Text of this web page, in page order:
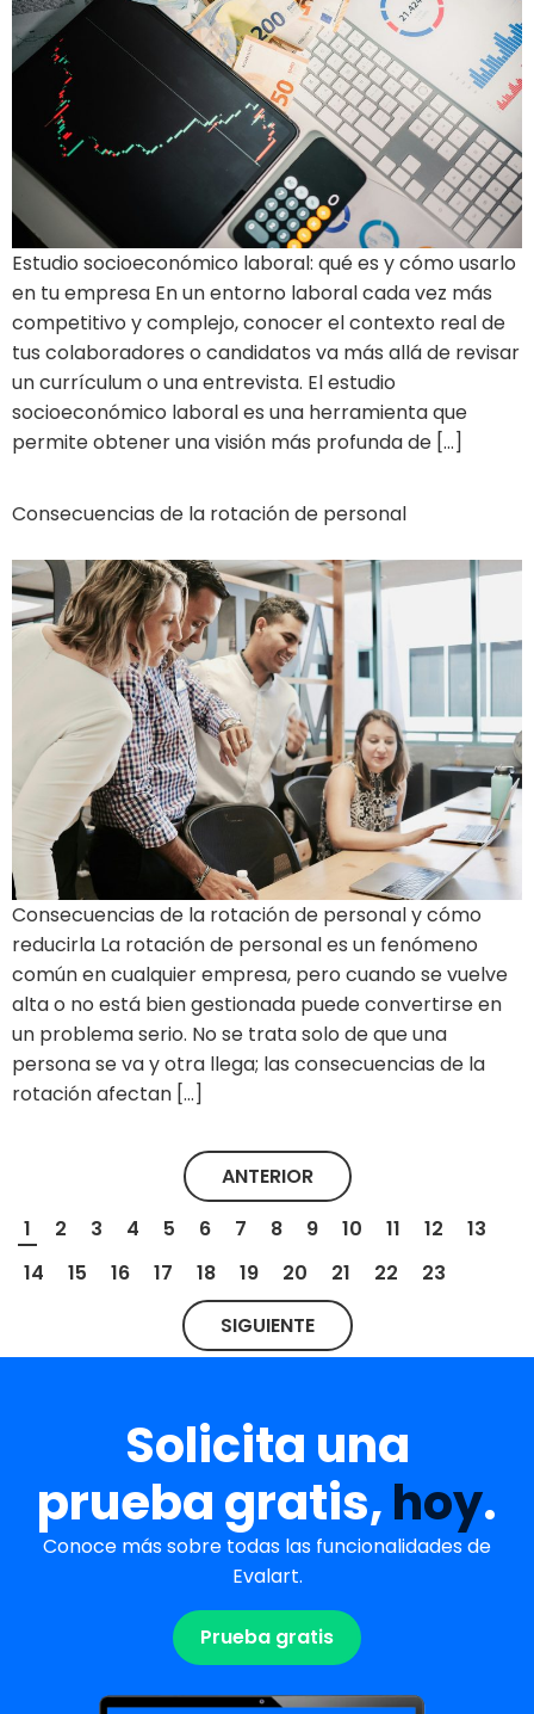
Estudio socioeconómico laboral: qué es y cómo usarlo
en tu empresa En un entorno laboral cada vez más
competitivo y complejo, conocer el contexto real de
tus colaboradores o candidatos va más allá de revisar
un currículum o una entrevista. El estudio
socioeconómico laboral es una herramienta que
permite obtener una visión más profunda de […]
Consecuencias de la rotación de personal
Consecuencias de la rotación de personal y cómo
reducirla La rotación de personal es un fenómeno
común en cualquier empresa, pero cuando se vuelve
alta o no está bien gestionada puede convertirse en
un problema serio. No se trata solo de que una
persona se va y otra llega; las consecuencias de la
rotación afectan […]
ANTERIOR
1
2 3 4 5 6 7 8 9 10 11 12
13
14
15 16 17 18 19 20 21 22
23
SIGUIENTE
Solicita una
prueba gratis,hoy.
Conoce más sobre todas las funcionalidades de
Evalart.
Prueba gratis